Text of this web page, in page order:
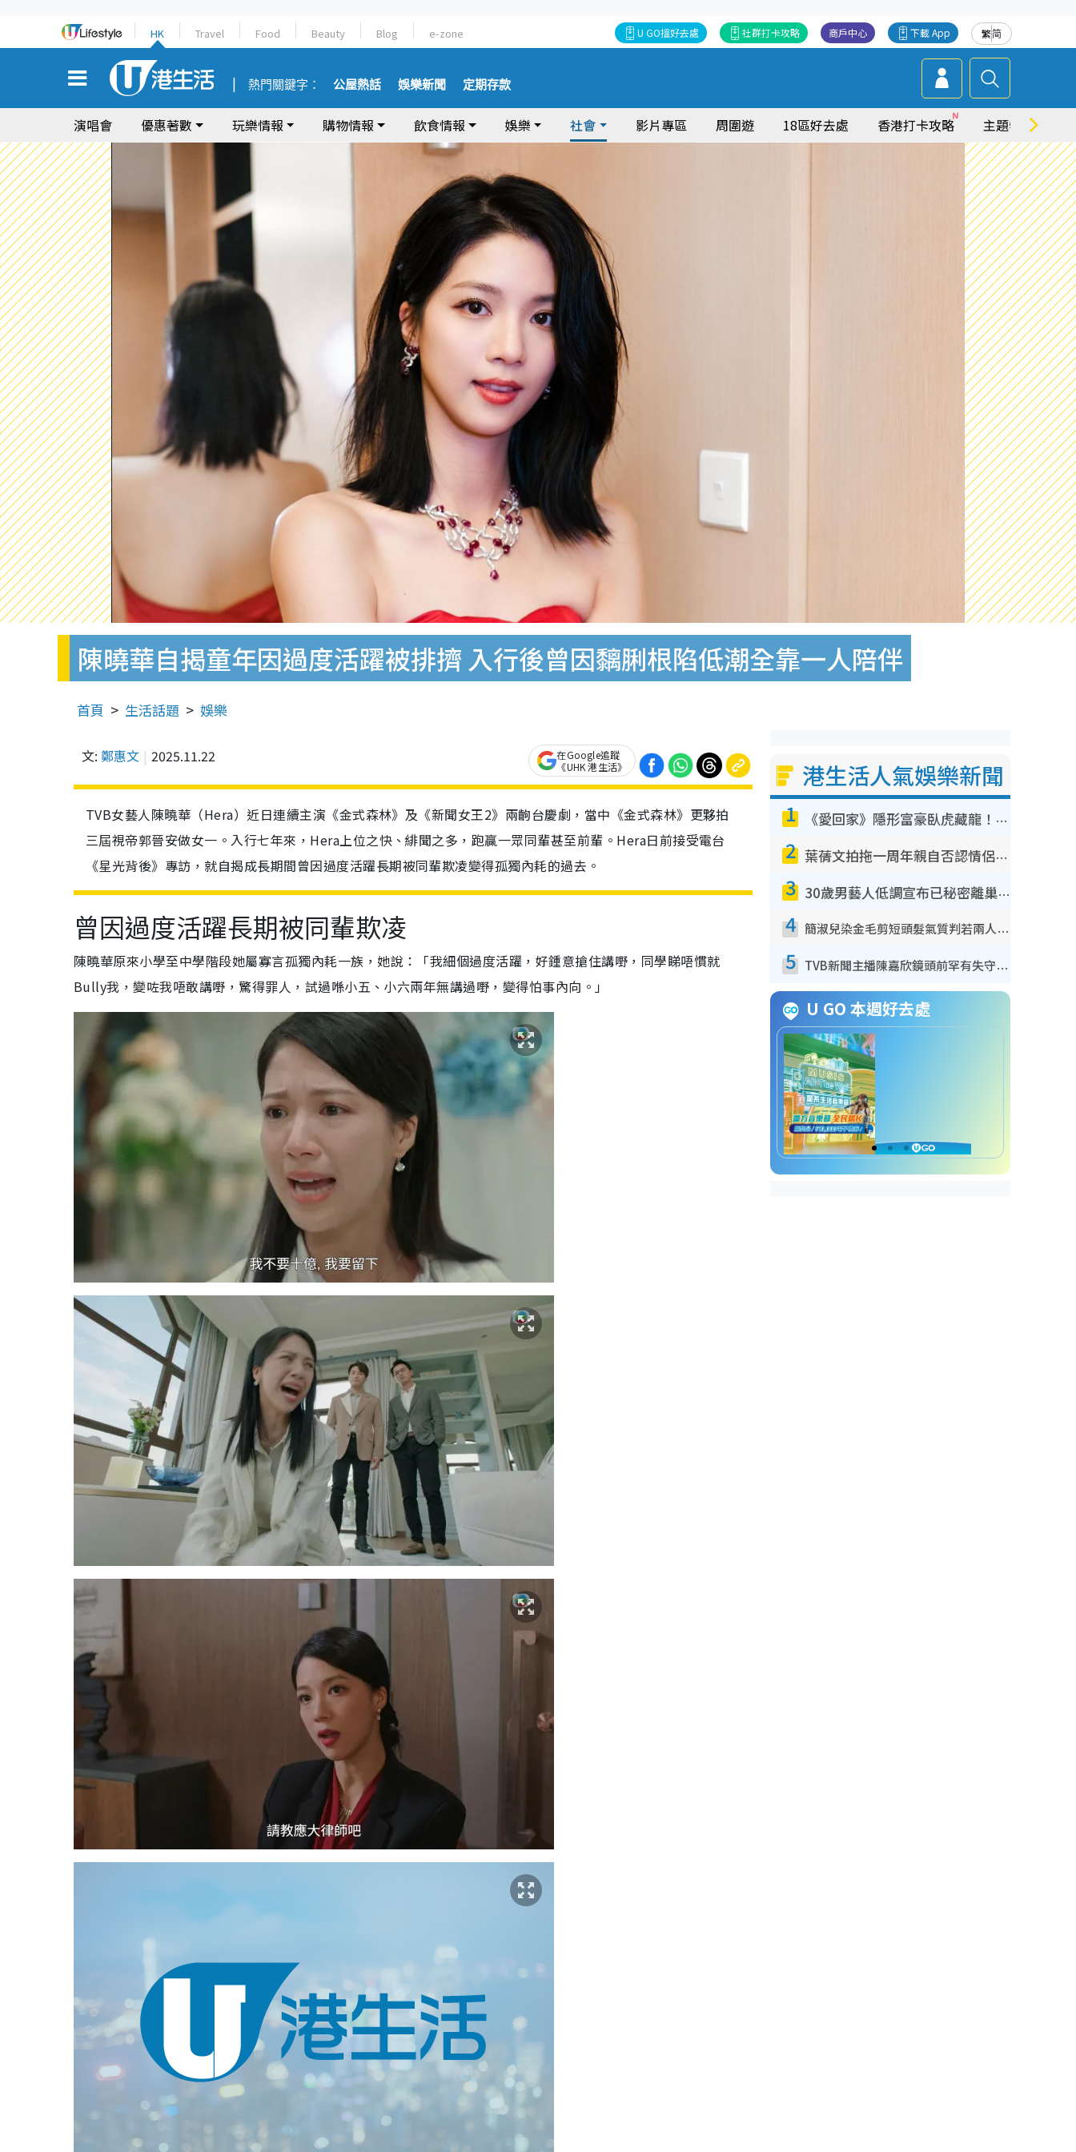
HK Travel Food Beauty Blog e-zone 繁简
下載 App
商戶中心
社群打卡攻略
U GO搵好去處
熱門關鍵字： 公屋熱話 娛樂新聞 定期存款
演唱會 優惠著數 玩樂情報 購物情報 飲食情報 娛樂 社會 影片專區 周圍遊 18區好去處 香港打卡攻略 主題特集
陳曉華自揭童年因過度活躍被排擠 入行後曾因黐脷根陷低潮全靠一人陪伴
首頁 生活話題 娛樂
文: 鄭惠文 2025.11.22
在Google追蹤
《UHK 港生活》
TVB女藝人陳曉華（Hera）近日連續主演《金式森林》及《新聞女王2》兩齣台慶劇，當中《金式森林》更夥拍
三屆視帝郭晉安做女一。入行七年來，Hera上位之快、緋聞之多，跑贏一眾同輩甚至前輩。Hera日前接受電台
《星光背後》專訪，就自揭成長期間曾因過度活躍長期被同輩欺凌變得孤獨內耗的過去。
曾因過度活躍長期被同輩欺凌
陳曉華原來小學至中學階段她屬寡言孤獨內耗一族，她說：「我細個過度活躍，好鍾意搶住講嘢，同學睇唔慣就
Bully我，變咗我唔敢講嘢，驚得罪人，試過喺小五、小六兩年無講過嘢，變得怕事內向。」
港生活人氣娛樂新聞
1 《愛回家》隱形富豪臥虎藏龍！盤點12位財氣逼人的有錢藝人：呢位靚女3億身家唔憂做
2 葉蒨文拍拖一周年親自否認情侶關係？！被質疑感情造假竟稱GM「普通同事」
3 30歲男藝人低調宣布已秘密離巢！人氣急跌變失蹤人口︰「這幾年過得並不容易」
4 簡淑兒染金毛剪短頭髮氣質判若兩人！嚇壞老公麥大力都認唔出：「你做咩事？」
5 TVB新聞主播陳嘉欣鏡頭前罕有失守！遭林超英一句說話突襲嚇親當場大笑
U GO 本週好去處